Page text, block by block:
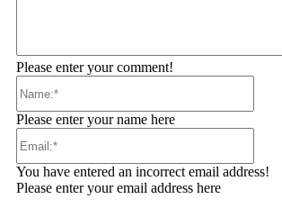
Please enter your comment!
Please enter your name here
You have entered an incorrect email address!
Please enter your email address here